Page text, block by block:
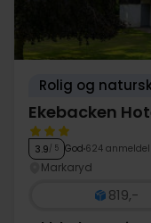
Rolig og
Ekebacken
3.9/ 5 God 624
Markaryd
819,-